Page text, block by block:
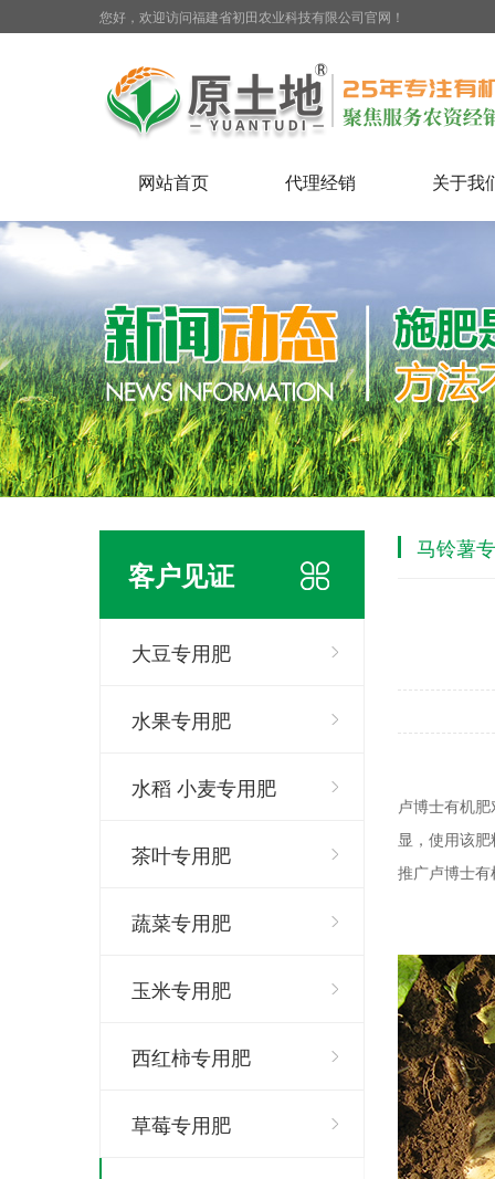
您好，欢迎访问福建省初田农业科技有限公司官网！
网站首页 代理经销 关于我
客户见证
大豆专用肥
水果专用肥
水稻 小麦专用肥
茶叶专用肥
蔬菜专用肥
玉米专用肥
西红柿专用肥
草莓专用肥
马铃薯
卢博士有机
显，使用该
推广卢博士